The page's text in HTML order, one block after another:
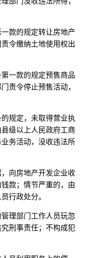
款的规定转让房地产
令缴纳土地使用权出
一款的规定预售商品
责令停止预售活动，
规定，未取得营业执
级以上人民政府工商
务活动，没收违法所
向房地产开发企业收
款；情节严重的，由
行政处分。
理部门工作人员玩忽
刑事责任；不构成犯